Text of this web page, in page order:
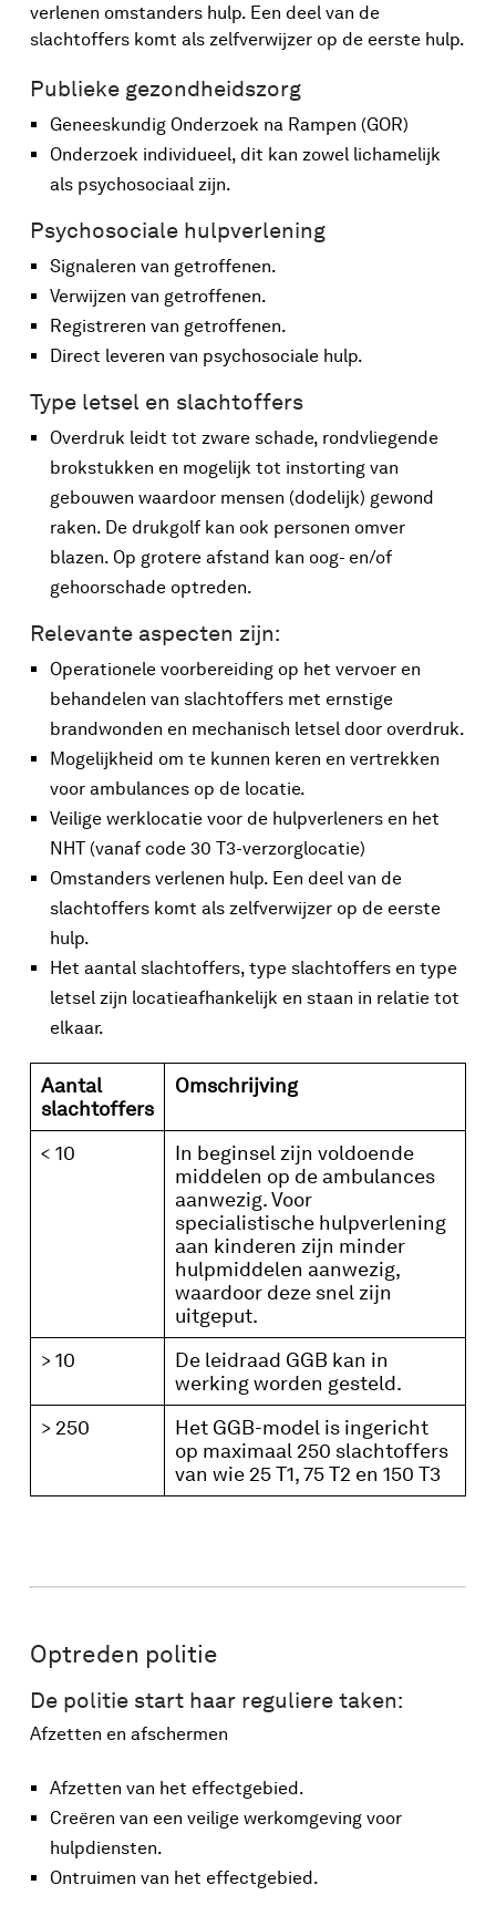
verlenen omstanders hulp. Een deel van de
slachtoffers komt als zelfverwijzer op de eerste hulp.
Publieke gezondheidszorg
Geneeskundig Onderzoek na Rampen (GOR)
Onderzoek individueel, dit kan zowel lichamelijk
als psychosociaal zijn.
Psychosociale hulpverlening
Signaleren van getroffenen.
Verwijzen van getroffenen.
Registreren van getroffenen.
Direct leveren van psychosociale hulp.
Type letsel en slachtoffers
Overdruk leidt tot zware schade, rondvliegende
brokstukken en mogelijk tot instorting van
gebouwen waardoor mensen (dodelijk) gewond
raken. De drukgolf kan ook personen omver
blazen. Op grotere afstand kan oog- en/of
gehoorschade optreden.
Relevante aspecten zijn:
Operationele voorbereiding op het vervoer en
behandelen van slachtoffers met ernstige
brandwonden en mechanisch letsel door overdruk.
Mogelijkheid om te kunnen keren en vertrekken
voor ambulances op de locatie.
Veilige werklocatie voor de hulpverleners en het
NHT (vanaf code 30 T3-verzorglocatie)
Omstanders verlenen hulp. Een deel van de
slachtoffers komt als zelfverwijzer op de eerste
hulp.
Het aantal slachtoffers, type slachtoffers en type
letsel zijn locatieafhankelijk en staan in relatie tot
elkaar.
Aantal
slachtoffers
Omschrijving
< 10
In beginsel zijn voldoende
middelen op de ambulances
aanwezig. Voor
specialistische hulpverlening
aan kinderen zijn minder
hulpmiddelen aanwezig,
waardoor deze snel zijn
uitgeput.
> 10
De leidraad GGB kan in
werking worden gesteld.
> 250
Het GGB-model is ingericht
op maximaal 250 slachtoffers
van wie 25 T1, 75 T2 en 150 T3
Optreden politie
De politie start haar reguliere taken:
Afzetten en afschermen
Afzetten van het effectgebied.
Creëren van een veilige werkomgeving voor
hulpdiensten.
Ontruimen van het effectgebied.